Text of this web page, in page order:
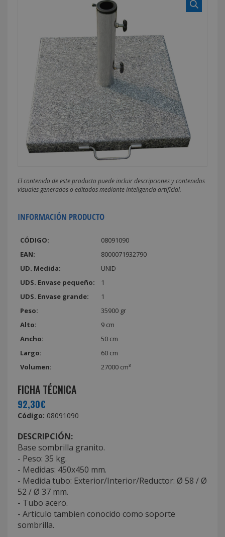
El contenido de este producto puede incluir descripciones y contenidos
visuales generados o editados mediante inteligencia artificial.
INFORMACIÓN PRODUCTO
CÓDIGO:
08091090
EAN:
8000071932790
UD. Medida:
UNID
UDS. Envase pequeño:
1
UDS. Envase grande:
1
Peso:
35900 gr
Alto:
9 cm
Ancho:
50 cm
Largo:
60 cm
Volumen:
27000 cm³
FICHA TÉCNICA
92,30€
Código: 08091090
DESCRIPCIÓN:
Base sombrilla granito.
- Peso: 35 kg.
- Medidas: 450x450 mm.
- Medida tubo: Exterior/Interior/Reductor: Ø 58 / Ø
52 / Ø 37 mm.
- Tubo acero.
- Articulo tambien conocido como soporte
sombrilla.